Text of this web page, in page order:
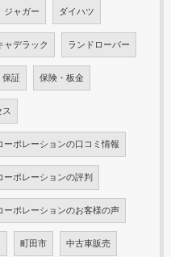
ジャガー ダイハツ
ャデラック ランドローバー
保証 保険・板金
ス
ポレーションの口コミ情報
ーポレーションの評判
ポレーションのお客様の声
町田市 中古車販売